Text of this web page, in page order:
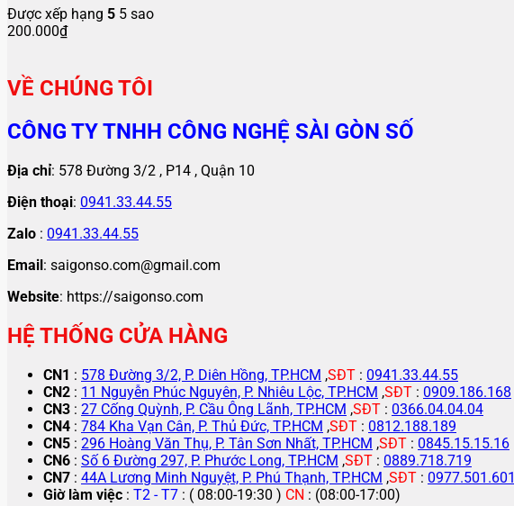
Được xếp hạng 5 5 sao
200.000₫
VỀ CHÚNG TÔI
CÔNG TY TNHH CÔNG NGHỆ SÀI GÒN SỐ
Địa chỉ: 578 Đường 3/2 , P14 , Quận 10
Điện thoại: 0941.33.44.55
Zalo : 0941.33.44.55
Email: saigonso.com@gmail.com
Website: https://saigonso.com
HỆ THỐNG CỬA HÀNG
CN1 : 578 Đường 3/2, P. Diên Hồng, TP.HCM ,SĐT : 0941.33.44.55
CN2 : 11 Nguyễn Phúc Nguyên, P. Nhiêu Lộc, TP.HCM ,SĐT : 0909.186.168
CN3 : 27 Cống Quỳnh, P. Cầu Ông Lãnh, TP.HCM ,SĐT : 0366.04.04.04
CN4 : 784 Kha Vạn Cân, P. Thủ Đức, TP.HCM ,SĐT : 0812.188.189
CN5 : 296 Hoàng Văn Thụ, P. Tân Sơn Nhất, TP.HCM ,SĐT : 0845.15.15.16
CN6 : Số 6 Đường 297, P. Phước Long, TP.HCM ,SĐT : 0889.718.719
CN7 : 44A Lương Minh Nguyệt, P. Phú Thạnh, TP.HCM ,SĐT : 0977.501.601
Giờ làm việc : T2 - T7 : ( 08:00-19:30 ) CN : (08:00-17:00)